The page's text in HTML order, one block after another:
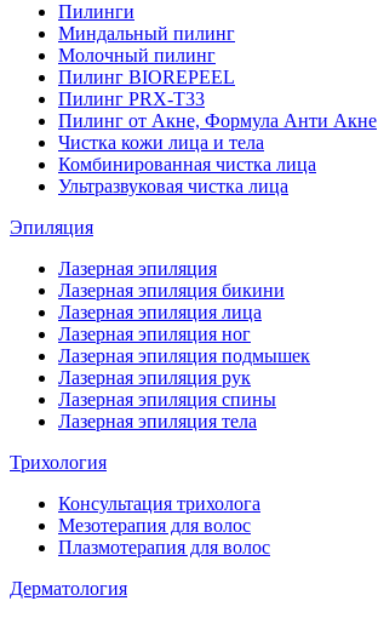
Пилинги
Миндальный пилинг
Молочный пилинг
Пилинг BIOREPEEL
Пилинг PRX-T33
Пилинг от Акне, Формула Анти Акне
Чистка кожи лица и тела
Комбинированная чистка лица
Ультразвуковая чистка лица
Эпиляция
Лазерная эпиляция
Лазерная эпиляция бикини
Лазерная эпиляция лица
Лазерная эпиляция ног
Лазерная эпиляция подмышек
Лазерная эпиляция рук
Лазерная эпиляция спины
Лазерная эпиляция тела
Трихология
Консультация трихолога
Мезотерапия для волос
Плазмотерапия для волос
Дерматология